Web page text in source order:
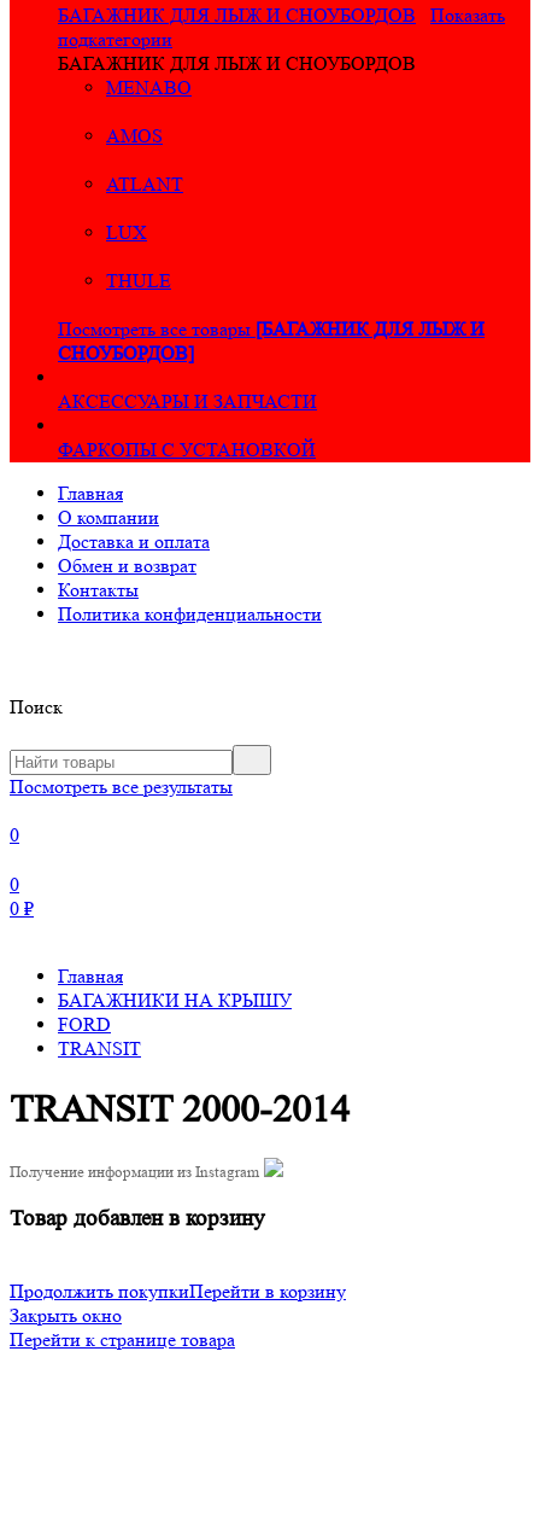
БАГАЖНИК ДЛЯ ЛЫЖ И СНОУБОРДОВ
Показать
подкатегории
БАГАЖНИК ДЛЯ ЛЫЖ И СНОУБОРДОВ
MENABO
AMOS
ATLANT
LUX
THULE
Посмотреть все товары [БАГАЖНИК ДЛЯ ЛЫЖ И
СНОУБОРДОВ]
АКСЕССУАРЫ И ЗАПЧАСТИ
ФАРКОПЫ С УСТАНОВКОЙ
Главная
О компании
Доставка и оплата
Обмен и возврат
Контакты
Политика конфиденциальности
Поиск
Посмотреть все результаты
0
0
0 ₽
Главная
БАГАЖНИКИ НА КРЫШУ
FORD
TRANSIT
TRANSIT 2000-2014
Получение информации из Instagram
Товар добавлен в корзину
Продолжить покупкиПерейти в корзину
Закрыть окно
Перейти к странице товара